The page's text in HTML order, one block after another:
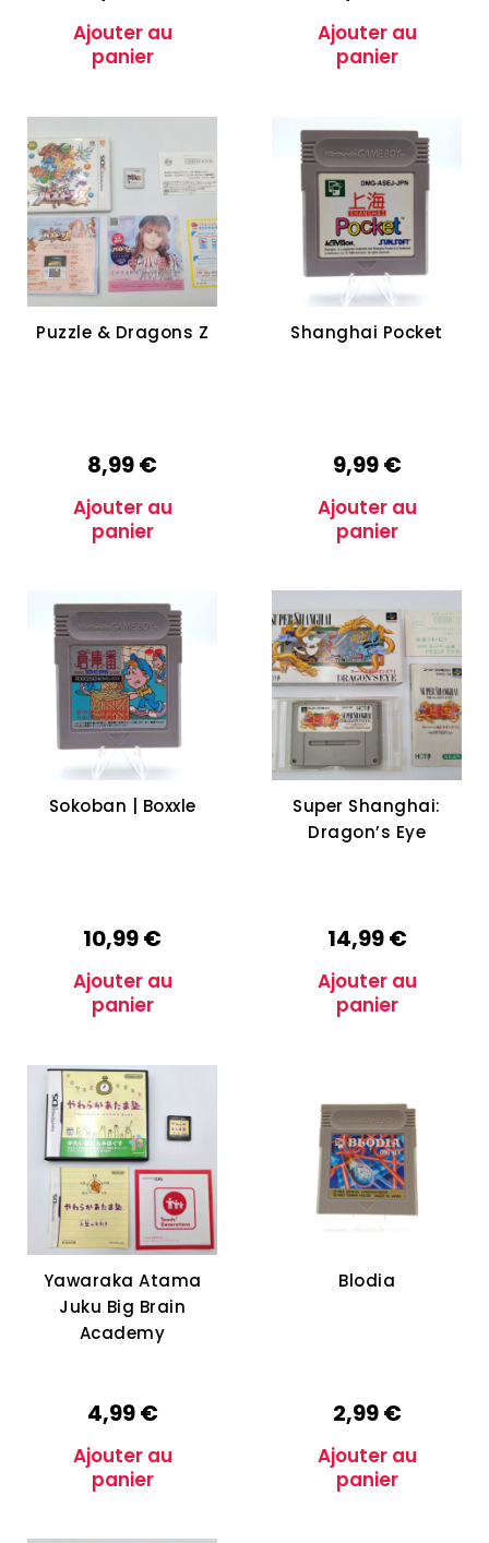
Ajouter au
panier
Ajouter au
panier
Puzzle & Dragons Z
8,99€
Ajouter au
panier
Shanghai Pocket
9,99€
Ajouter au
panier
Sokoban | Boxxle
10,99€
Ajouter au
panier
Super Shanghai:
Dragon’s Eye
14,99€
Ajouter au
panier
Yawaraka Atama
Juku Big Brain
Academy
4,99€
Ajouter au
panier
Blodia
2,99€
Ajouter au
panier